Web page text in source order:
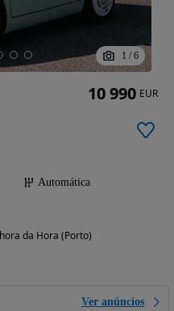
1 / 6
Automática
da Hora (Porto)
Ver anúncios
10 990 EUR